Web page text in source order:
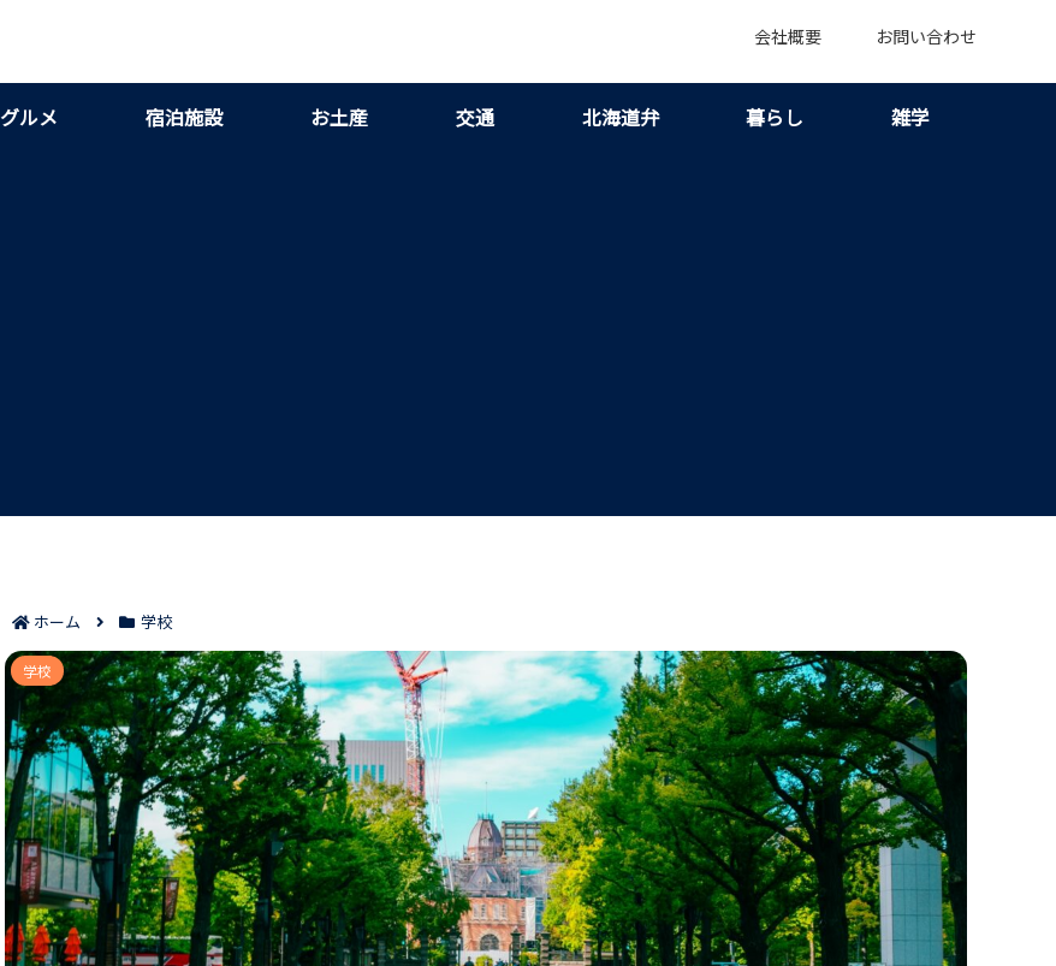
会社概要 お問い合わせ
グルメ 宿泊施設 お土産 交通 北海道弁 暮らし 雑学
ホーム 学校
北海道の登録販売者は試験合格→販売従事登録が最短！｜初心者でも迷わない準備の流れは？
学校